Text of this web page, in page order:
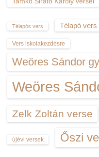
Télapós vers Télapó vers
Vers iskolakezdésre
Weöres Sándor
Weöres
Zelk Zoltán verse
újévi versek Őszi